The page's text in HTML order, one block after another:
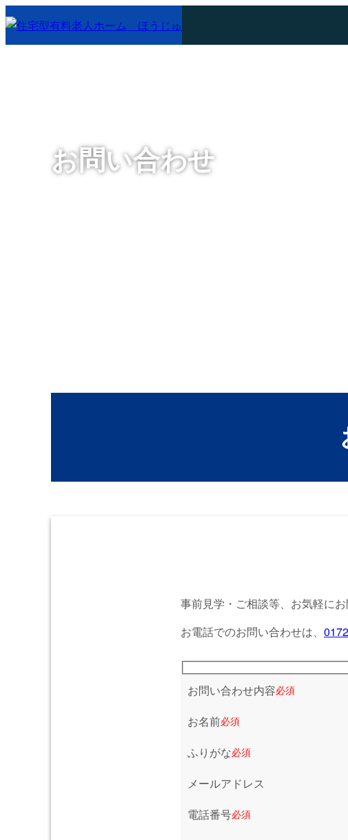
お問い合わせ
事前見学・ご相談等、お気軽にお
お電話でのお問い合わせは、
お問い合わせ内容必須
お名前必須
ふりがな必須
メールアドレス
電話番号必須